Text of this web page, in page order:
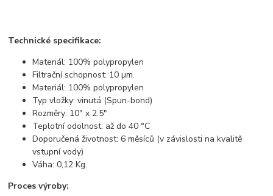
Technické specifikace:
Materiál: 100% polypropylen
Filtrační schopnost: 10 µm.
Materiál: 100% polypropylen
Typ vložky: vinutá (Spun-bond)
Rozměry: 10" x 2.5"
Teplotní odolnost: až do 40 °C
Doporučená životnost: 6 měsíců (v závislosti na kvalitě
vstupní vody)
Váha: 0,12 Kg.
Proces výroby: